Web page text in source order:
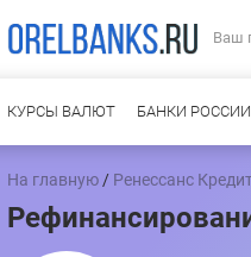
Ваш
КУРСЫ ВАЛЮТ БАНКИ РОССИИ
На главную / Ренессанс